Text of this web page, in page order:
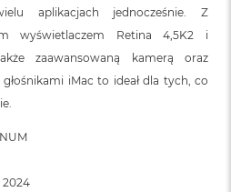
aplikacjach jednocześnie. Z
wyświetlaczem Retina 4,5K2 i
zaawansowaną kamerą oraz
iMac to ideał dla tych, co
2024